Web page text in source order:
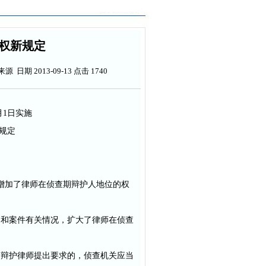
新规定
来源 日期 2013-09-13 点击 1740
1日实施
定
加了律师在侦查期辩护人地位的权
案件有关情况，扩大了律师在侦查
护律师提出要求的，侦查机关应当